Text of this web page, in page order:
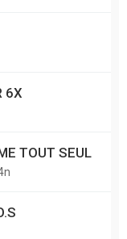
6X
TOUT SEUL